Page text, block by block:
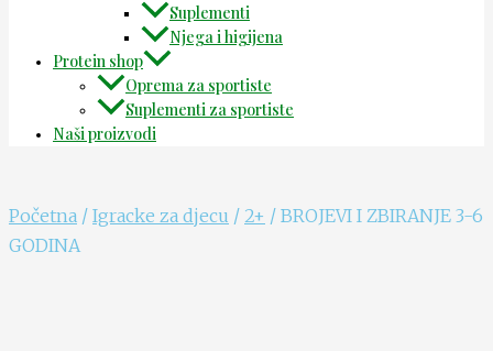
Suplementi
Njega i higijena
Protein shop
Oprema za sportiste
Suplementi za sportiste
Naši proizvodi
Početna / Igracke za djecu / 2+ / BROJEVI I ZBIRANJE 3-6
GODINA